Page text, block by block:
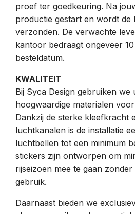
proef ter goedkeuring. Na
productie gestart en wordt de
verzonden. De verwachte
kantoor bedraagt ongeveer
besteldatum.
KWALITEIT
Bij Syca Design gebruiken we
hoogwaardige materialen
Dankzij de sterke kleefkracht
luchtkanalen is de installatie
luchtbellen tot een minimum
stickers zijn ontworpen om
rijseizoen mee te gaan
gebruik.
Daarnaast bieden we